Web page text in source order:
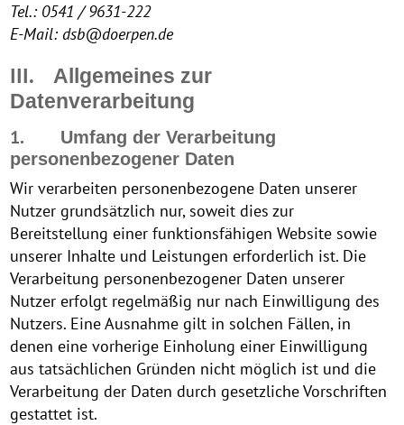
Tel.: 0541 / 9631-222
E-Mail: dsb@doerpen.de
III.
Allgemeines zur
Datenverarbeitung
1.
Umfang der Verarbeitung
personenbezogener Daten
Wir verarbeiten personenbezogene Daten unserer
Nutzer grundsätzlich nur, soweit dies zur
Bereitstellung einer funktionsfähigen Website sowie
unserer Inhalte und Leistungen erforderlich ist. Die
Verarbeitung personenbezogener Daten unserer
Nutzer erfolgt regelmäßig nur nach Einwilligung des
Nutzers. Eine Ausnahme gilt in solchen Fällen, in
denen eine vorherige Einholung einer Einwilligung
aus tatsächlichen Gründen nicht möglich ist und die
Verarbeitung der Daten durch gesetzliche Vorschriften
gestattet ist.